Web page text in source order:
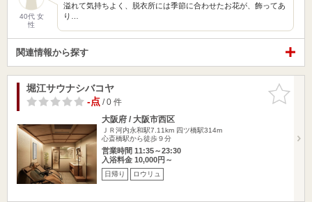
40代 女
性
溢れて気持ちよく、脱衣所には季節に合わせたお花が、飾ってあ
り…
関連情報から探す
お気に入
りに追加
堀江サウナシバコヤ
-点/ 0 件
大阪府 / 大阪市西区
ＪＲ河内永和駅7.11km 四ツ橋駅314m
心斎橋駅から徒歩９分
営業時間 11:35～23:30
入浴料金 10,000円～
日帰り ロウリュ